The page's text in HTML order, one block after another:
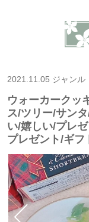
2021.11.05 ジャンル
ウォーカークッ
ス/ツリー/サン
い/嬉しい/プレ
プレゼント/ギフ